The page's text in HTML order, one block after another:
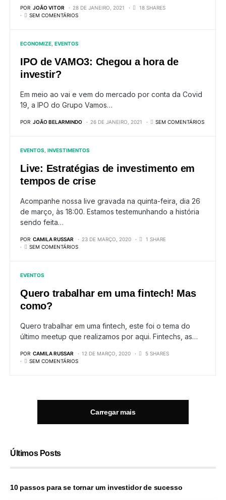
POR JOÃO VITOR 28 DE JANEIRO, 2021
18 SHARES
SEM COMENTÁRIOS
ECONOMIZE EVENTOS
IPO de VAMO3: Chegou a hora de
investir?
Em meio ao vai e vem do mercado por conta da Covid
19, a IPO do Grupo Vamos…
POR JOÃO BELARMINDO 26 DE JANEIRO, 2021 SEM COMENTÁRIOS
EVENTOS INVESTIMENTOS
Live: Estratégias de investimento em
tempos de crise
Acompanhe nossa live gravada na quinta-feira, dia 26
de março, às 18:00. Estamos testemunhando a história
sendo feita…
POR CAMILA RUSSAR 23 DE MARÇO, 2020
1 SHARE
SEM COMENTÁRIOS
EVENTOS
Quero trabalhar em uma fintech! Mas
como?
Quero trabalhar em uma fintech, este foi o tema do
último meetup que realizamos por aqui. Fintechs, as…
POR CAMILA RUSSAR 12 DE MARÇO, 2020
5 SHARES
SEM COMENTÁRIOS
Carregar mais
Últimos Posts
10 passos para se tornar um investidor de sucesso